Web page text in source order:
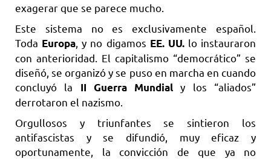
exagerar que se parece mucho.
Este sistema no es exclusivamente español.
Toda Europa , y no digamos EE. UU.lo instauraron
con anterioridad. El capitalismo “democrático” se
diseñó, se organizó y se puso en marcha en cuando
concluyó la II Guerra Mundialy los “aliados”
derrotaron el nazismo.
Orgullosos y triunfantes se sintieron los
antifascistas y se difundió, muy eficaz y
oportunamente, la convicción de que ya no